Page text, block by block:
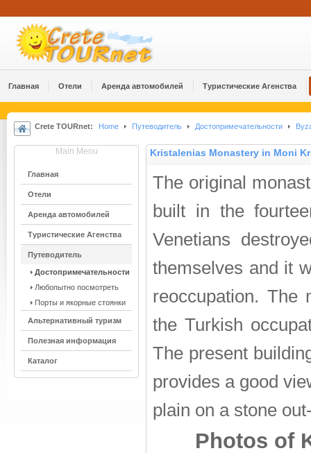
Главная Отели Аренда автомобилей Туристические Агенства
Crete TOURnet: Home Путеводитель Достопримечательности
Main Menu
Главная
Отели
Аренда автомобилей
Туристические Агенства
Путеводитель
Достопримечательности
Любопытно посмотреть
Порты и якорные стоянки
Альтернативный туризм
Полезная информация
Каталог
Kristalenias Monastery in Moni
The original
built in the
Venetians
themselves and it
reoccupation. The
the Turkish
The present
provides a good
plain on a stone
Photos of